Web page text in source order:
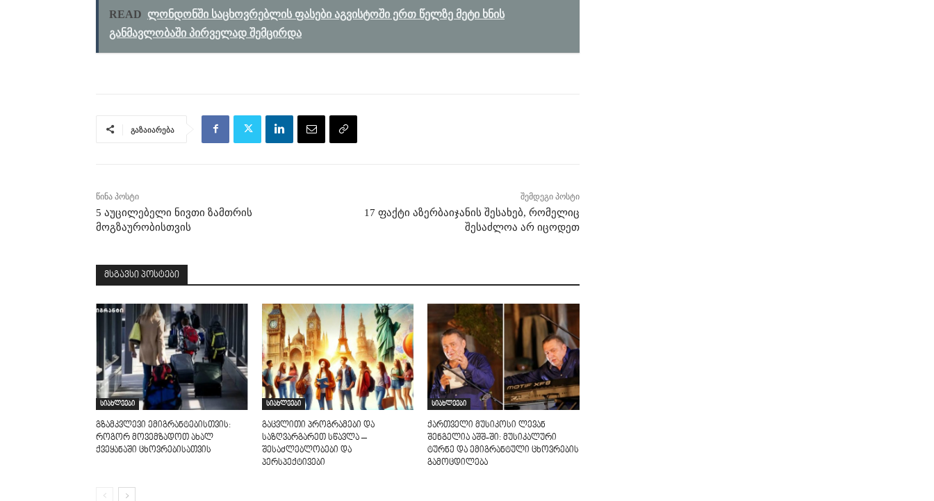
READ ლონდონში საცხოვრებლის ფასები აგვისტოში ერთ წელზე მეტი ხნის
განმავლობაში პირველად შემცირდა
გაზაიარება
წინა პოსტი
5 აუცილებელი ნივთი ზამთრის
მოგზაურობისთვის
შემდეგი პოსტი
17 ფაქტი აზერბაიჯანის შესახებ, რომელიც
შესაძლოა არ იცოდეთ
მსგავსი პოსტები
სიახლეები
გზამკვლევი ემიგრანტებისთვის:
როგორ მოვემზადოთ ახალ
ქვეყანაში ცხოვრებისათვის
სიახლეები
გაცვლითი პროგრამები და
საზღვარგარეთ სწავლა –
შესაძლებლობები და
პერსპექტივები
სიახლეები
ქართველი მუსიკოსი ლევან
შენგელია აშშ-ში: მუსიკალური
ტურნე და ემიგრანტული ცხოვრების
გამოცდილება